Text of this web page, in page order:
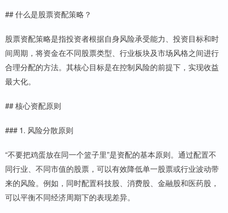
## 什么是股票资配策略？
股票资配策略是指投资者根据自身风险承受能力、投资目标和时
间周期，将资金在不同股票类型、行业板块及市场风格之间进行
合理分配的方法。其核心目标是在控制风险的前提下，实现收益
最大化。
## 核心资配原则
### 1. 风险分散原则
“不要把鸡蛋放在同一个篮子里”是资配的基本原则。通过配置不
同行业、不同市值的股票，可以有效降低单一股票或行业波动带
来的风险。例如，同时配置科技股、消费股、金融股和医药股，
可以平衡不同经济周期下的表现差异。